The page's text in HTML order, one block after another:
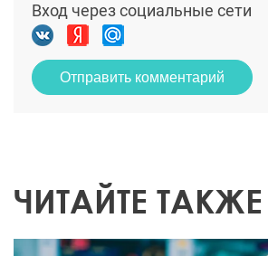
Вход через социальные сети
Отправить комментарий
ЧИТАЙТЕ ТАКЖЕ